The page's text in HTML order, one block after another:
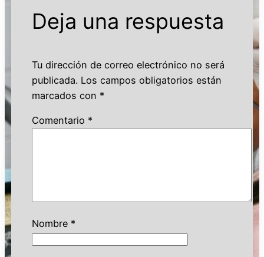
Deja una respuesta
Tu dirección de correo electrónico no será
publicada. Los campos obligatorios están
marcados con *
Comentario *
Nombre *